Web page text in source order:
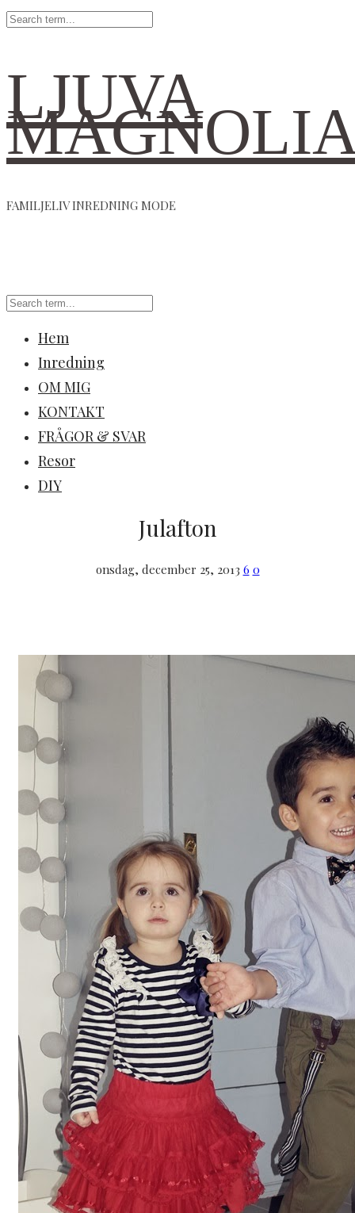
LJUVA
FAMILJELIV INREDNING MODE
Hem
Inredning
OM MIG
KONTAKT
FRÅGOR & SVAR
Resor
DIY
Julafton
onsdag, december 25, 2013 6 0